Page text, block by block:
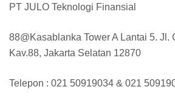
PT JULO Teknologi Finansial
88@Kasablanka Tower A Lantai 5. Jl.
Kav.88, Jakarta Selatan 12870
Telepon : 021 50919034 & 021